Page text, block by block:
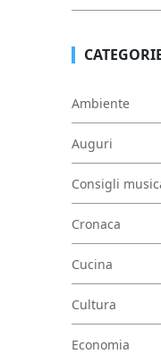
Ambiente
Auguri
Consigli
Cronaca
Cucina
Cultura
Economia